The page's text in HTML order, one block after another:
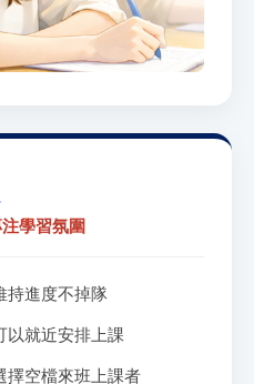
學習氛圍
持進度不掉隊
以就近安排上課
擇空檔來班上課者